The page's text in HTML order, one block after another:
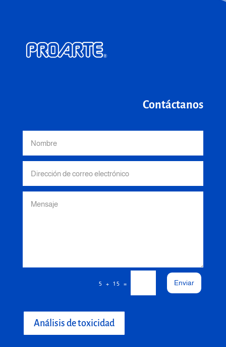
Contáctanos
5 + 15 = Enviar
Análisis de toxicidad